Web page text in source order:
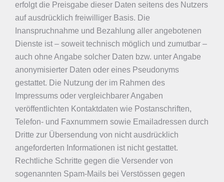
erfolgt die Preisgabe dieser Daten seitens des Nutzers
auf ausdrücklich freiwilliger Basis. Die
Inanspruchnahme und Bezahlung aller angebotenen
Dienste ist – soweit technisch möglich und zumutbar –
auch ohne Angabe solcher Daten bzw. unter Angabe
anonymisierter Daten oder eines Pseudonyms
gestattet. Die Nutzung der im Rahmen des
Impressums oder vergleichbarer Angaben
veröffentlichten Kontaktdaten wie Postanschriften,
Telefon- und Faxnummern sowie Emailadressen durch
Dritte zur Übersendung von nicht ausdrücklich
angeforderten Informationen ist nicht gestattet.
Rechtliche Schritte gegen die Versender von
sogenannten Spam-Mails bei Verstössen gegen